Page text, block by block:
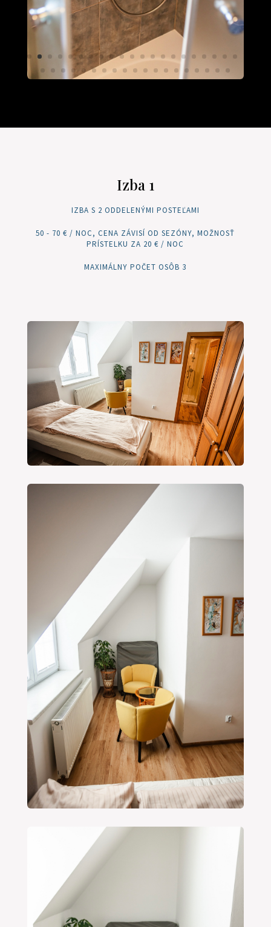
Izba 1
IZBA S 2 ODDELENÝMI POSTEĽAMI
50 - 70 € / NOC, CENA ZÁVISÍ OD SEZÓNY, MOŽNOSŤ
PRÍSTELKU ZA 20 € / NOC
MAXIMÁLNY POČET OSÔB 3